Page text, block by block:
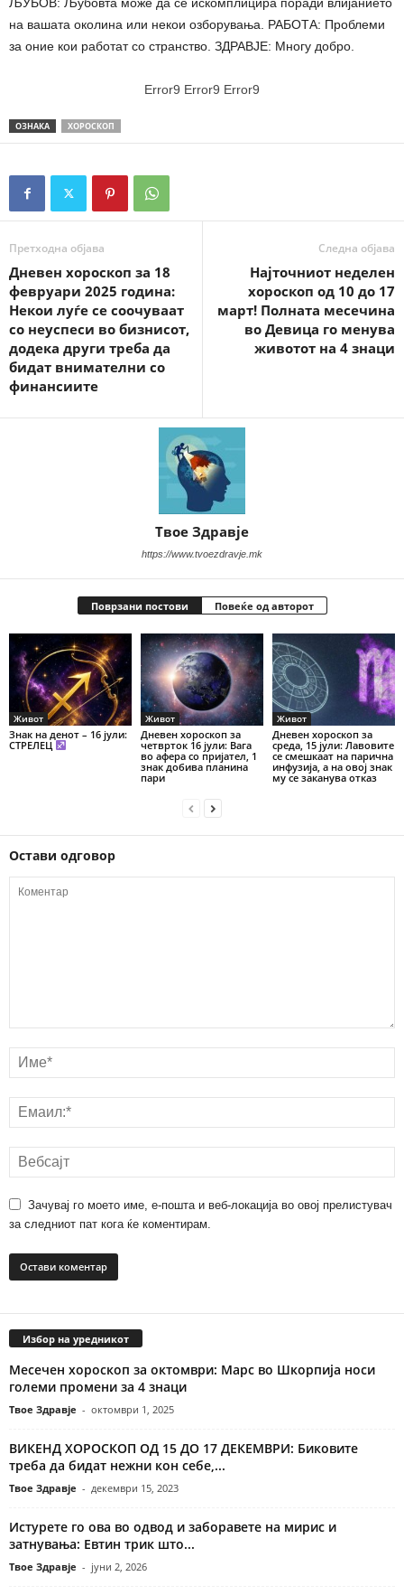
на вашата околина или некои озборувања. РАБОТА: Проблеми
за оние кои работат со странство. ЗДРАВЈЕ: Многу добро.
Error9 Error9 Error9
ОЗНАКА ХОРОСКОП
Претходна објава
Дневен хороскоп за 18
февруари 2025 година:
Некои луѓе се соочуваат
со неуспеси во бизнисот,
додека други треба да
бидат внимателни со
финансиите
Следна објава
Најточниот неделен
хороскоп од 10 до 17
март! Полната месечина
во Девица го менува
животот на 4 знаци
Твое Здравје
https://www.tvoezdravje.mk
Поврзани постови Повеќе од авторот
Живот
Знак на денот – 16 јули:
СТРЕЛЕЦ
Живот
Дневен хороскоп за
четврток 16 јули: Вага
во афера со пријател, 1
знак добива планина
пари
Живот
Дневен хороскоп за
среда, 15 јули: Лавовите
се смешкаат на парична
инфузија, а на овој знак
му се заканува отказ
Остави одговор
Зачувај го моето име, е-пошта и веб-локација во овој прелистувач
за следниот пат кога ќе коментирам.
Избор на уредникот
Месечен хороскоп за октомври: Марс во Шкорпија носи
големи промени за 4 знаци
Твое Здравје - октомври 1, 2025
ВИКЕНД ХОРОСКОП ОД 15 ДО 17 ДЕКЕМВРИ: Биковите
треба да бидат нежни кон себе,...
Твое Здравје - декември 15, 2023
Истурете го ова во одвод и заборавете на мирис и
затнувања: Евтин трик што...
Твое Здравје - јуни 2, 2026